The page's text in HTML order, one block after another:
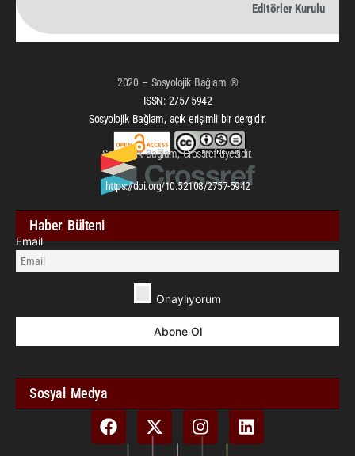
Editörler Kurulu
2020 – Sosyolojik Bağlam ®
ISSN: 2757-5942
Sosyolojik Bağlam, açık erişimli bir dergidir.
Sosyolojik Bağlam, Crossref üyesidir.
https://doi.org/10.52108/2757-5942
Haber Bülteni
Email
Onaylıyorum
Sosyal Medya